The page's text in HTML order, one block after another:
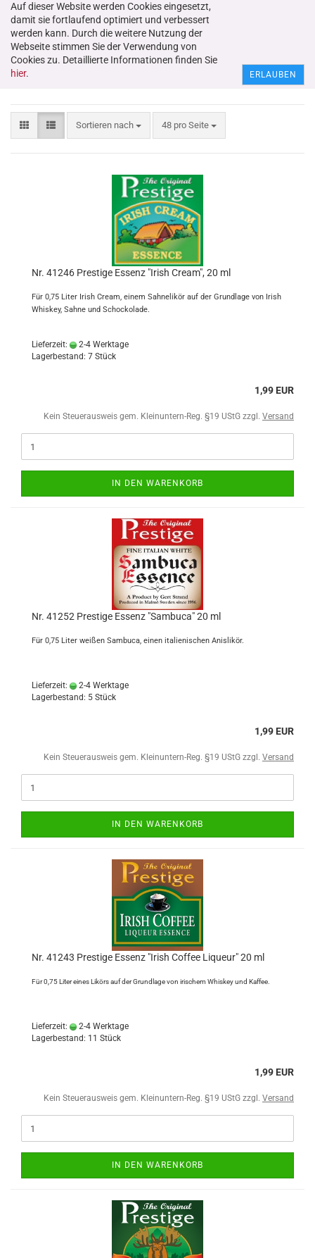
Auf dieser Website werden Cookies eingesetzt,
damit sie fortlaufend optimiert und verbessert
werden kann. Durch die weitere Nutzung der
Webseite stimmen Sie der Verwendung von
Cookies zu. Detaillierte Informationen finden Sie
hier. ERLAUBEN
Essenzen und Aromen
Sortieren nach 48 pro Seite
Nr. 41246 Prestige Essenz "Irish Cream", 20 ml
Für 0,75 Liter Irish Cream, einem Sahnelikör auf der Grundlage von Irish
Whiskey, Sahne und Schockolade.
Lieferzeit:
2-4 Werktage
Lagerbestand: 7 Stück
1,99 EUR
Kein Steuerausweis gem. Kleinuntern-Reg. §19 UStG zzgl. Versand
IN DEN WARENKORB
Nr. 41252 Prestige Essenz "Sambuca" 20 ml
Für 0,75 Liter weißen Sambuca, einen italienischen Anislikör.
Lieferzeit:
2-4 Werktage
Lagerbestand: 5 Stück
1,99 EUR
Kein Steuerausweis gem. Kleinuntern-Reg. §19 UStG zzgl. Versand
IN DEN WARENKORB
Nr. 41243 Prestige Essenz "Irish Coffee Liqueur" 20 ml
Für 0,75 Liter eines Likörs auf der Grundlage von irischem Whiskey und Kaffee.
Lieferzeit:
2-4 Werktage
Lagerbestand: 11 Stück
1,99 EUR
Kein Steuerausweis gem. Kleinuntern-Reg. §19 UStG zzgl. Versand
IN DEN WARENKORB